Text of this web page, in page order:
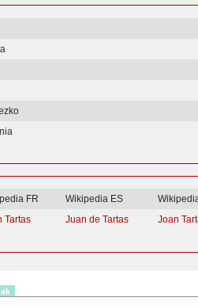
FR Wikipedia ES
Tartas Juan de Tartas Joan